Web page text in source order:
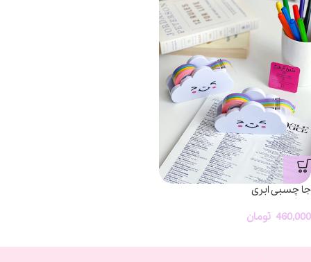
جا چسبی ابری
460,000 تومان